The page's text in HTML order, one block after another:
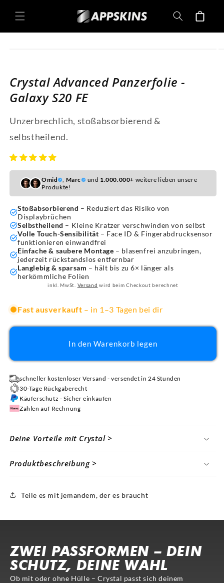
zum
Inhalt
Warenkorb
Crystal Advanced Panzerfolie -
Galaxy S20 FE
Unzerbrechlich, stoßabsorbierend &
selbstheilend.
Omid , Marc und 1.000.000+ weitere lieben unsere
Produkte!
Stoßabsorbierend – Reduziert das Risiko von
Displaybrüchen
Selbstheilend – Kleine Kratzer verschwinden von selbst
Volle Touch-Sensibilität – Face ID & Fingerabdrucksensor
funktionieren einwandfrei
Einfache & saubere Montage – blasenfrei anzubringen,
jederzeit rückstandslos entfernbar
Langlebig & sparsam – hält bis zu 6× länger als
herkömmliche Folien
inkl. MwSt. Versand wird beim Checkout berechnet
Fast ausverkauft – in 1–3 Tagen bei dir
In den Warenkorb legen
schneller kostenloser Versand - versendet in 24 Stunden
30-Tage Rückgaberecht
Käuferschutz - Sicher einkaufen
Zahlen auf Rechnung
Deine Vorteile mit Crystal >
Produktbeschreibung >
Teile es mit jemandem, der es braucht
ZWEI PASSFORMEN – DEIN
SCHUTZ, DEINE WAHL
Ob mit oder ohne Hülle – Crystal passt sich deinem